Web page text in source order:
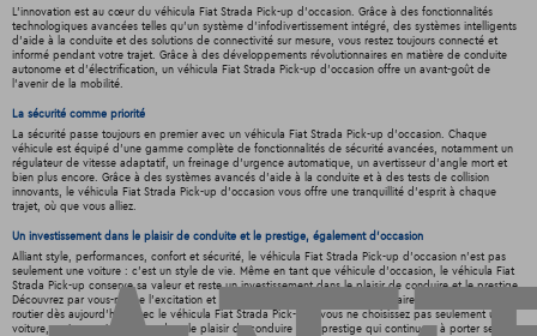
L'innovation est au cœur du véhicula Fiat Strada Pick-up d'occasion. Grâce à des fonctionnalités
technologiques avancées telles qu'un système d'infodivertissement intégré, des systèmes intelligents
d'aide à la conduite et des solutions de connectivité sur mesure, vous restez toujours connecté et
informé pendant votre trajet. Grâce à des développements révolutionnaires en matière de conduite
autonome et d'électrification, un véhicula Fiat Strada Pick-up d'occasion offre un avant-goût de
l'avenir de la mobilité.
La sécurité comme priorité
La sécurité passe toujours en premier avec un véhicula Fiat Strada Pick-up d'occasion. Chaque
véhicule est équipé d'une gamme complète de fonctionnalités de sécurité avancées, notamment un
régulateur de vitesse adaptatif, un freinage d'urgence automatique, un avertisseur d'angle mort et
bien plus encore. Grâce à des systèmes avancés d'aide à la conduite et à des tests de collision
innovants, le véhicula Fiat Strada Pick-up d'occasion vous offre une tranquillité d'esprit à chaque
trajet, où que vous alliez.
Un investissement dans le plaisir de conduite et le prestige, également d'occasion
Alliant style, performances, confort et sécurité, le véhicula Fiat Strada Pick-up d'occasion n'est pas
seulement une voiture : c'est un style de vie. Même en tant que véhicule d'occasion, le véhicula Fiat
Strada Pick-up conserve sa valeur et reste un investissement dans le plaisir de conduire et le prestige.
Découvrez par vous-même l'excitation et le confort de ce véhicule extraordinaire en faisant un essai
routier dès aujourd'hui. Avec le véhicula Fiat Strada Pick-up , vous ne choisissez pas seulement une
voiture, mais vous investissez dans le plaisir de conduire et le prestige qui continuera à porter ses